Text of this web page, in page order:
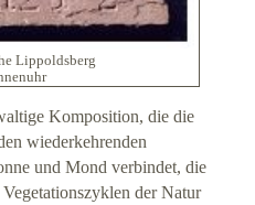
Lippoldsberg
Komposition, die die
wiederkehrenden
und Mond verbindet, die
der Natur